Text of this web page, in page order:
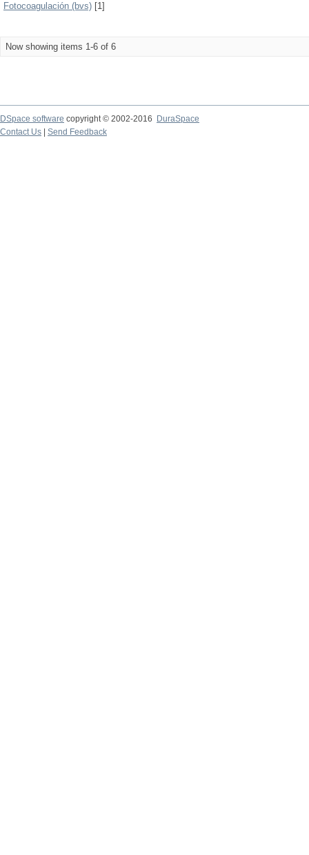
Fotocoagulación (bvs) [1]
Now showing items 1-6 of 6
DSpace software copyright © 2002-2016
DuraSpace
Contact Us
Send Feedback